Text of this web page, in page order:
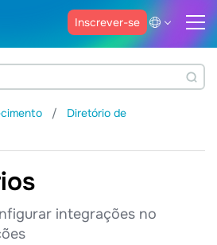
Inscrever-se
Diretório de
integrações no